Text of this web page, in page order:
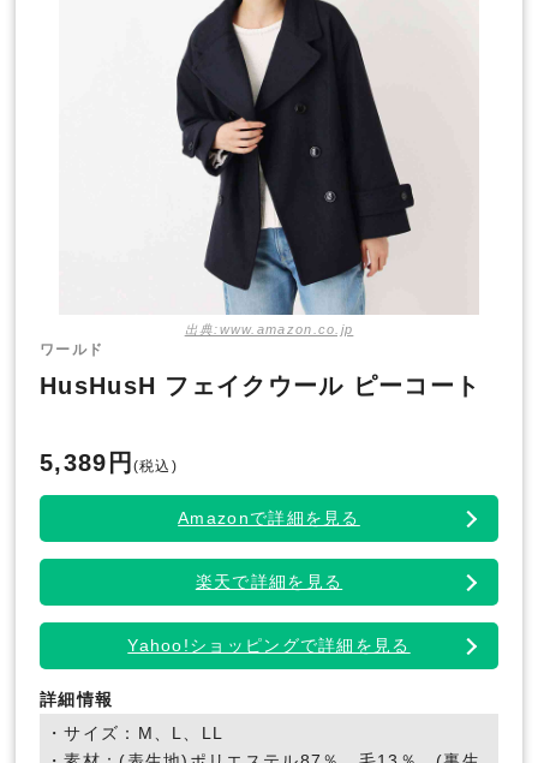
出典:www.amazon.co.jp
ワールド
HusHusH フェイクウール ピーコート
5,389円 (税込)
Amazonで詳細を見る
楽天で詳細を見る
Yahoo!ショッピングで詳細を見る
詳細情報
・サイズ：M、L、LL